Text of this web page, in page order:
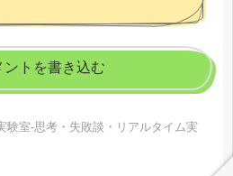
ントを書き込む
験室-思考・失敗談・リアルタイム実